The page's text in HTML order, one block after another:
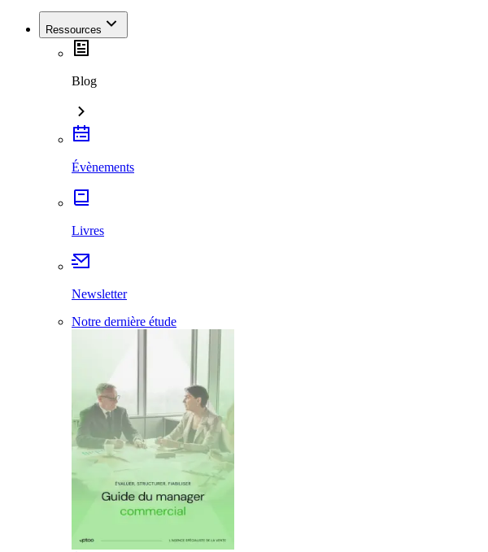
Ressources
Blog
Évènements
Livres
Newsletter
Notre dernière étude